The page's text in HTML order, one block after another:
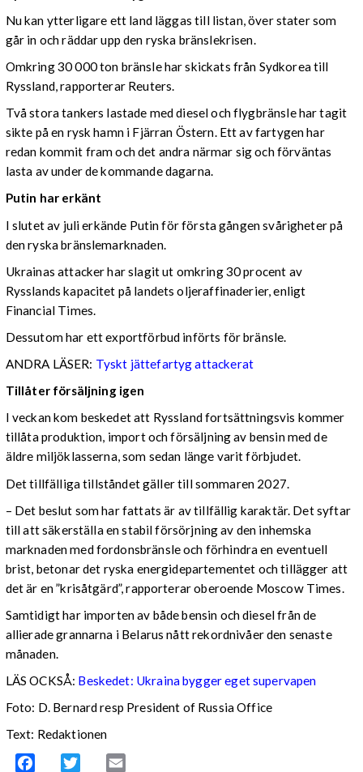
Nu kan ytterligare ett land läggas till listan, över stater som
går in och räddar upp den ryska bränslekrisen.
Omkring 30 000 ton bränsle har skickats från Sydkorea till
Ryssland, rapporterar Reuters.
Två stora tankers lastade med diesel och flygbränsle har tagit
sikte på en rysk hamn i Fjärran Östern. Ett av fartygen har
redan kommit fram och det andra närmar sig och förväntas
lasta av under de kommande dagarna.
Putin har erkänt
I slutet av juli erkände Putin för första gången svårigheter på
den ryska bränslemarknaden.
Ukrainas attacker har slagit ut omkring 30 procent av
Rysslands kapacitet på landets oljeraffinaderier, enligt
Financial Times.
Dessutom har ett exportförbud införts för bränsle.
ANDRA LÄSER: Tyskt jättefartyg attackerat
Tillåter försäljning igen
I veckan kom beskedet att Ryssland fortsättningsvis kommer
tillåta produktion, import och försäljning av bensin med de
äldre miljöklasserna, som sedan länge varit förbjudet.
Det tillfälliga tillståndet gäller till sommaren 2027.
– Det beslut som har fattats är av tillfällig karaktär. Det syftar
till att säkerställa en stabil försörjning av den inhemska
marknaden med fordonsbränsle och förhindra en eventuell
brist, betonar det ryska energidepartementet och tillägger att
det är en ”krisåtgärd”, rapporterar oberoende Moscow Times.
Samtidigt har importen av både bensin och diesel från de
allierade grannarna i Belarus nått rekordnivåer den senaste
månaden.
LÄS OCKSÅ: Beskedet: Ukraina bygger eget supervapen
Foto: D. Bernard resp President of Russia Office
Text: Redaktionen
Facebook Twitter